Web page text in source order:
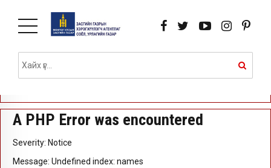
A PHP Error was encountered
Severity: Notice
Message: Undefined index: id
Filename: views/tusul_view.php
A PHP Error was encountered
Severity: Notice
Message: Undefined index: names